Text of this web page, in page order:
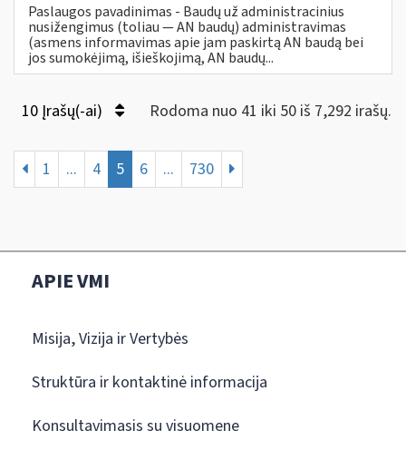
Paslaugos pavadinimas - Baudų už administracinius
nusižengimus (toliau — AN baudų) administravimas
(asmens informavimas apie jam paskirtą AN baudą bei
jos sumokėjimą, išieškojimą, AN baudų...
10 Įrašų(-ai) Rodoma nuo 41 iki 50 iš 7,292 irašų.
1 ... 4 5 6 ... 730
APIE VMI
Misija, Vizija ir Vertybės
Struktūra ir kontaktinė informacija
Konsultavimasis su visuomene